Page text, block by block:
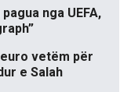
nga UEFA,
vetëm për
e Salah